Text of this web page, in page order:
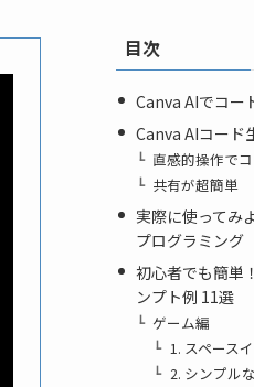
目次
Canva AIでコー
Canva AIコード
直感的操作で
共有が超簡単
実際に使ってみ
プログラミング
初心者でも簡単
ンプト例 11選
ゲーム編
1. スペース
2. シンプル